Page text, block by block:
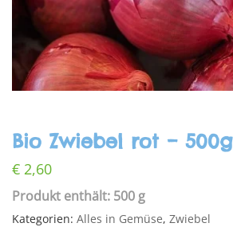
Bio Zwiebel rot – 500g
€ 2,60
Produkt enthält: 500 g
Kategorien: Alles in Gemüse, Zwiebel